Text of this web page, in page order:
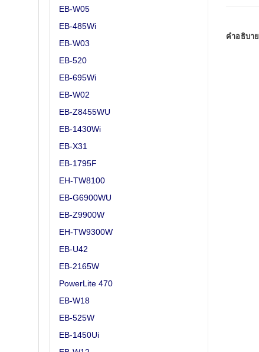
EB-W05
EB-485Wi
EB-W03
EB-520
EB-695Wi
EB-W02
EB-Z8455WU
EB-1430Wi
EB-X31
EB-1795F
EH-TW8100
EB-G6900WU
EB-Z9900W
EH-TW9300W
EB-U42
EB-2165W
PowerLite 470
EB-W18
EB-525W
EB-1450Ui
คำอธิบาย